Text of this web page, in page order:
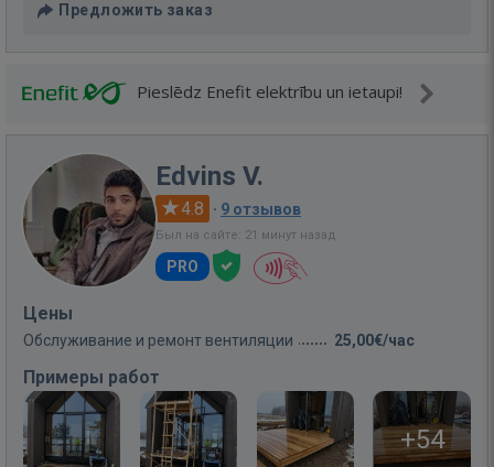
Предложить заказ
Pieslēdz Enefit elektrību un ietaupi!
Edvins V.
4.8 · 9 отзывов
Был на сайте: 21 минут назад
PRO
Цены
Обслуживание и ремонт вентиляции 25,00€/час
Примеры работ
+54